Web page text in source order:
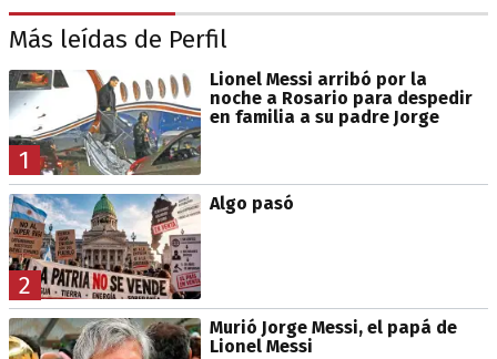
Más leídas de Perfil
1
Lionel Messi arribó por la
noche a Rosario para despedir
en familia a su padre Jorge
2
Algo pasó
Murió Jorge Messi, el papá de
Lionel Messi